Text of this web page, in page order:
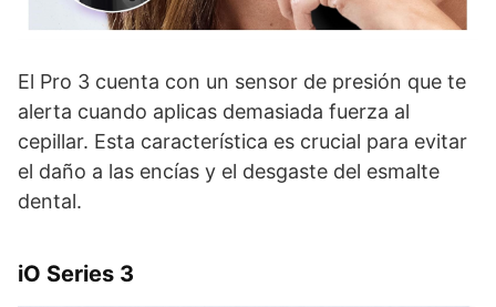
El Pro 3 cuenta con un sensor de presión que te
alerta cuando aplicas demasiada fuerza al
cepillar. Esta característica es crucial para evitar
el daño a las encías y el desgaste del esmalte
dental.
iO Series 3